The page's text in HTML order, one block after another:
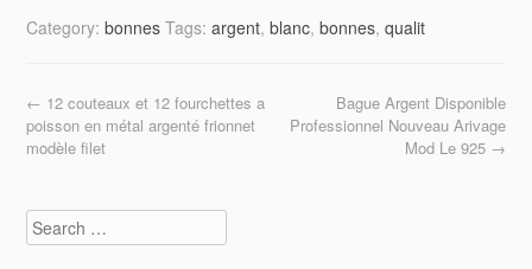
c
e
b
o
o
k
tt
er
ail ta
g
er
Category:bonnes Tags:argent,blanc,bonnes,qualit
Post navigation
← 12 couteaux et 12 fourchettes a
poisson en métal argenté frionnet
modèle filet
Bague Argent Disponible
Professionnel Nouveau Arivage
Mod Le 925 →
Search